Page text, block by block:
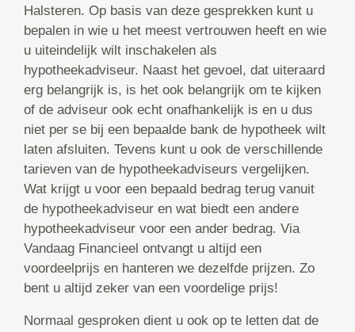
Halsteren. Op basis van deze gesprekken kunt u
bepalen in wie u het meest vertrouwen heeft en wie
u uiteindelijk wilt inschakelen als
hypotheekadviseur. Naast het gevoel, dat uiteraard
erg belangrijk is, is het ook belangrijk om te kijken
of de adviseur ook echt onafhankelijk is en u dus
niet per se bij een bepaalde bank de hypotheek wilt
laten afsluiten. Tevens kunt u ook de verschillende
tarieven van de hypotheekadviseurs vergelijken.
Wat krijgt u voor een bepaald bedrag terug vanuit
de hypotheekadviseur en wat biedt een andere
hypotheekadviseur voor een ander bedrag. Via
Vandaag Financieel ontvangt u altijd een
voordeelprijs en hanteren we dezelfde prijzen. Zo
bent u altijd zeker van een voordelige prijs!
Normaal gesproken dient u ook op te letten dat de